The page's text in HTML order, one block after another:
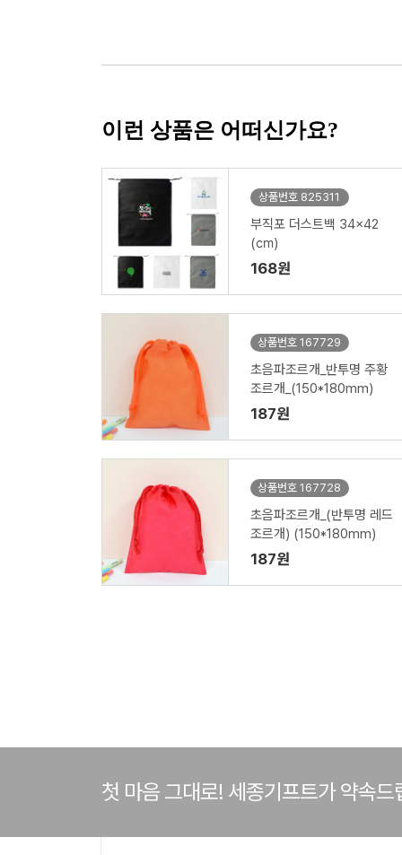
이런 상품은 어떠신가요?
상품번호 825311
부직포 더스트백 34x42
(㎝)
168원
상품번호 167729
초음파조르개_반투명 주황
조르개_(150*180mm)
187원
상품번호 167728
초음파조르개_(반투명 레드
조르개) (150*180mm)
187원
첫 마음 그대로! 세종기프트가 약속드